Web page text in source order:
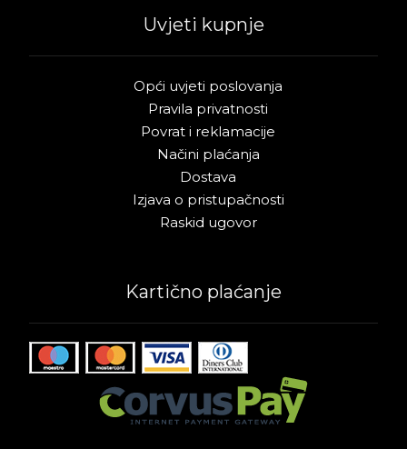
Uvjeti kupnje
Opći uvjeti poslovanja
Pravila privatnosti
Povrat i reklamacije
Načini plaćanja
Dostava
Izjava o pristupačnosti
Raskid ugovor
Kartično plaćanje